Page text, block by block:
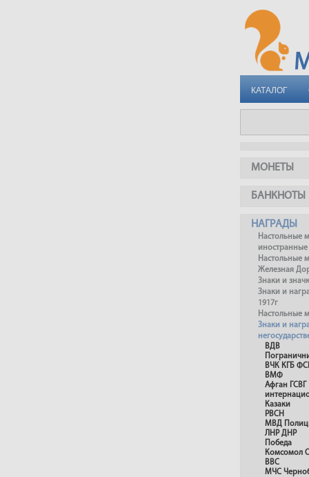
КАТАЛОГ
МОНЕТЫ
БАНКНОТЫ
НАГРАДЫ
Настольные
иностранные
Настольные
Железная
Знаки и
Знаки и
1917г
Настольные
Знаки и
ВДВ
ВЧК КГБ
ВМФ
Афган ГСВГ
Казаки
РВСН
МВД
ЛНР ДНР
Победа
Комсомол
ВВС
МЧС